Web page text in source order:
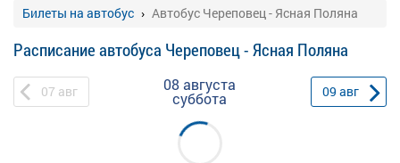
Билеты на автобус Автобус Череповец - Ясная Поляна
Расписание автобуса Череповец - Ясная Поляна
07 авг 08 августа
суббота 09 авг